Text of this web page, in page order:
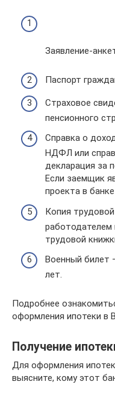
Заявление-
Паспорт
Страховое
пенсионного
Справка о
НДФЛ или
декларация за
Если заемщик
проекта в
Копия
работодателем
трудовой
Военный билет
лет.
Подробнее
оформления ипотеки в
Получение
Для оформления
выясните, кому этот